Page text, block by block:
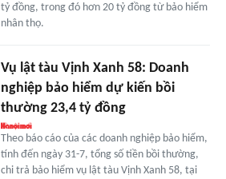
tỷ đồng, trong đó hơn 20 tỷ đồng từ bảo hiểm
nhân thọ.
Vụ lật tàu Vịnh Xanh 58: Doanh
nghiệp bảo hiểm dự kiến bồi
thường 23,4 tỷ đồng
Theo báo cáo của các doanh nghiệp bảo hiểm,
tính đến ngày 31-7, tổng số tiền bồi thường,
chi trả bảo hiểm vụ lật tàu Vịnh Xanh 58, tại